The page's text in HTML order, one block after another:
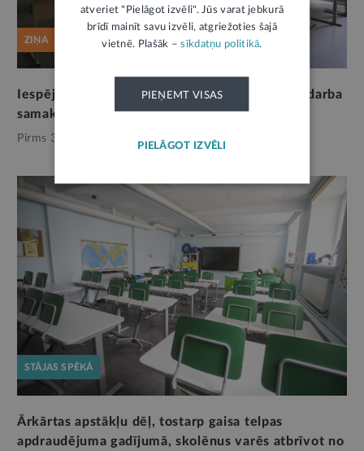
ZIŅA
Iespēja izteikt viedokli par plānoto pedagogu darba
samaksas un darba slodzes regulējumu
Pirms 3 nedēļām,
STĀJAS SPĒKĀ
Ārkārtas apstākļu dēļ, tostarp gaisa telpas
apdraudējuma gadījumā, skolēnus varēs atbrīvot no
atveriet "Pielāgot izvēli". Jūs varat jebkurā
brīdī mainīt savu izvēli, atgriežoties šajā
vietnē. Plašāk –sīkdatņu politikā.
PIEŅEMT VISAS
PIELĀGOT IZVĒLI